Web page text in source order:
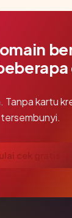
Tanpa kartu
tersembunyi.
cek gratis →